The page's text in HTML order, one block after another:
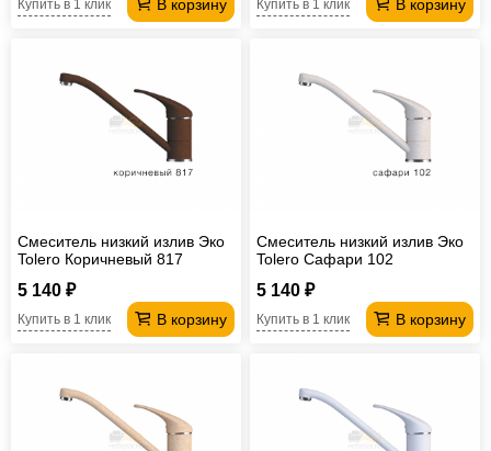
В корзину
Купить в 1 клик В корзину
Купить в 1 клик
Смеситель низкий излив Эко
Tolero Коричневый 817
5 140 ₽
В корзину
Купить в 1 клик
Смеситель низкий излив Эко
Tolero Сафари 102
5 140 ₽
В корзину
Купить в 1 клик